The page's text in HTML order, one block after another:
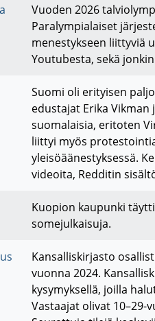
Vuoden 2026
Paralympialaiset
menestykseen liittyviä
Youtubesta, sekä
Suomi oli erityisen
edustajat Erika Vikman
suomalaisia, eritoten
liittyi myös
yleisöäänestyksessä.
videoita, Redditin
Kuopion kaupunki
somejulkaisuja.
Kansalliskirjasto
vuonna 2024.
kysymyksellä, joilla
Vastaajat olivat 10–29-